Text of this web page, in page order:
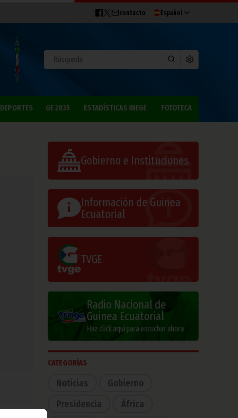
contacto Español
DEPORTES GE 2035 ESTADÍSTICAS INEGE FOTOTECA
Gobierno e Instituciones
Información de Guinea
Ecuatorial
TVGE
Radio Nacional de
Guinea Ecuatorial
Haz click aquí para escuchar ahora
CATEGORÍAS
Noticias
Gobierno
Presidencia
África